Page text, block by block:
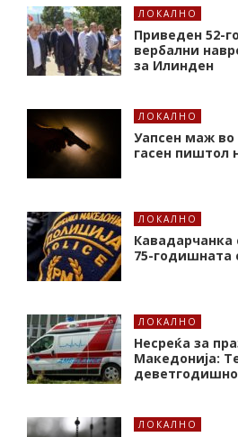
ЛОКАЛНО
Приведен 52-
вербални
за Илинден
ЛОКАЛНО
Уапсен маж во
гасен пиштол
ЛОКАЛНО
Кавадарчанка
75-годишната
ЛОКАЛНО
Несреќа за
Македонија:
ЛОКАЛНО